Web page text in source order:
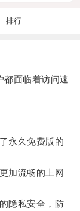
排行
面临着访问速
永久免费版的
加流畅的上网
隐私安全，防